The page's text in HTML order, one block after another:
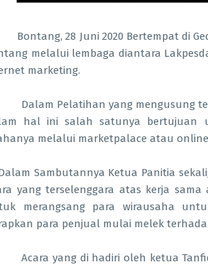
28 Juni 2020 Bertempat di
melalui lembaga diantara
marketing.
Pelatihan yang mengusung
hal ini salah satunya bertujuan
melalui marketpalace atau
Sambutannya Ketua Panitia
yang terselenggara atas kerja
merangsang para wirausaha
para penjual mulai melek
yang di hadiri oleh ketua